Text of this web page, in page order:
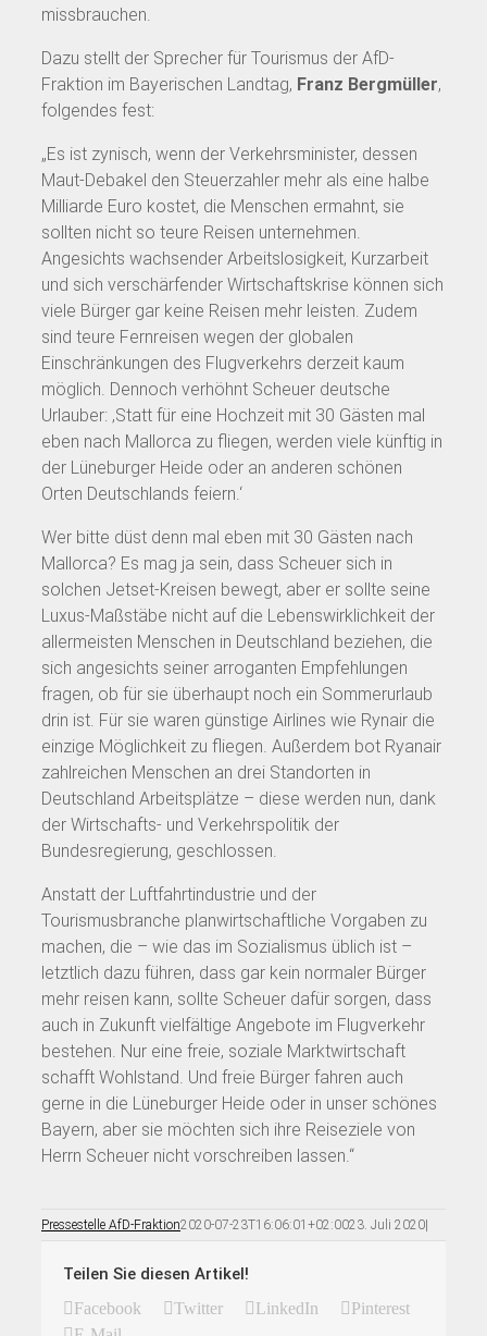
missbrauchen.
Dazu stellt der Sprecher für Tourismus der AfD-
Fraktion im Bayerischen Landtag, Franz Bergmüller,
folgendes fest:
„Es ist zynisch, wenn der Verkehrsminister, dessen
Maut-Debakel den Steuerzahler mehr als eine halbe
Milliarde Euro kostet, die Menschen ermahnt, sie
sollten nicht so teure Reisen unternehmen.
Angesichts wachsender Arbeitslosigkeit, Kurzarbeit
und sich verschärfender Wirtschaftskrise können sich
viele Bürger gar keine Reisen mehr leisten. Zudem
sind teure Fernreisen wegen der globalen
Einschränkungen des Flugverkehrs derzeit kaum
möglich. Dennoch verhöhnt Scheuer deutsche
Urlauber: ‚Statt für eine Hochzeit mit 30 Gästen mal
eben nach Mallorca zu fliegen, werden viele künftig in
der Lüneburger Heide oder an anderen schönen
Orten Deutschlands feiern.‘
Wer bitte düst denn mal eben mit 30 Gästen nach
Mallorca? Es mag ja sein, dass Scheuer sich in
solchen Jetset-Kreisen bewegt, aber er sollte seine
Luxus-Maßstäbe nicht auf die Lebenswirklichkeit der
allermeisten Menschen in Deutschland beziehen, die
sich angesichts seiner arroganten Empfehlungen
fragen, ob für sie überhaupt noch ein Sommerurlaub
drin ist. Für sie waren günstige Airlines wie Rynair die
einzige Möglichkeit zu fliegen. Außerdem bot Ryanair
zahlreichen Menschen an drei Standorten in
Deutschland Arbeitsplätze – diese werden nun, dank
der Wirtschafts- und Verkehrspolitik der
Bundesregierung, geschlossen.
Anstatt der Luftfahrtindustrie und der
Tourismusbranche planwirtschaftliche Vorgaben zu
machen, die – wie das im Sozialismus üblich ist –
letztlich dazu führen, dass gar kein normaler Bürger
mehr reisen kann, sollte Scheuer dafür sorgen, dass
auch in Zukunft vielfältige Angebote im Flugverkehr
bestehen. Nur eine freie, soziale Marktwirtschaft
schafft Wohlstand. Und freie Bürger fahren auch
gerne in die Lüneburger Heide oder in unser schönes
Bayern, aber sie möchten sich ihre Reiseziele von
Herrn Scheuer nicht vorschreiben lassen.“
Pressestelle AfD-Fraktion2020-07-23T16:06:01+02:0023. Juli 2020|
Teilen Sie diesen Artikel!
Facebook Twitter LinkedIn
Pinterest